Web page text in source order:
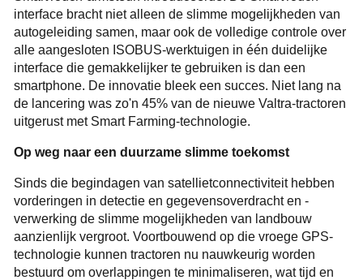
interface bracht niet alleen de slimme mogelijkheden van
autogeleiding samen, maar ook de volledige controle over
alle aangesloten ISOBUS-werktuigen in één duidelijke
interface die gemakkelijker te gebruiken is dan een
smartphone. De innovatie bleek een succes. Niet lang na
de lancering was zo'n 45% van de nieuwe Valtra-tractoren
uitgerust met Smart Farming-technologie.
Op weg naar een duurzame slimme toekomst
Sinds die begindagen van satellietconnectiviteit hebben
vorderingen in detectie en gegevensoverdracht en -
verwerking de slimme mogelijkheden van landbouw
aanzienlijk vergroot. Voortbouwend op die vroege GPS-
technologie kunnen tractoren nu nauwkeurig worden
bestuurd om overlappingen te minimaliseren, wat tijd en